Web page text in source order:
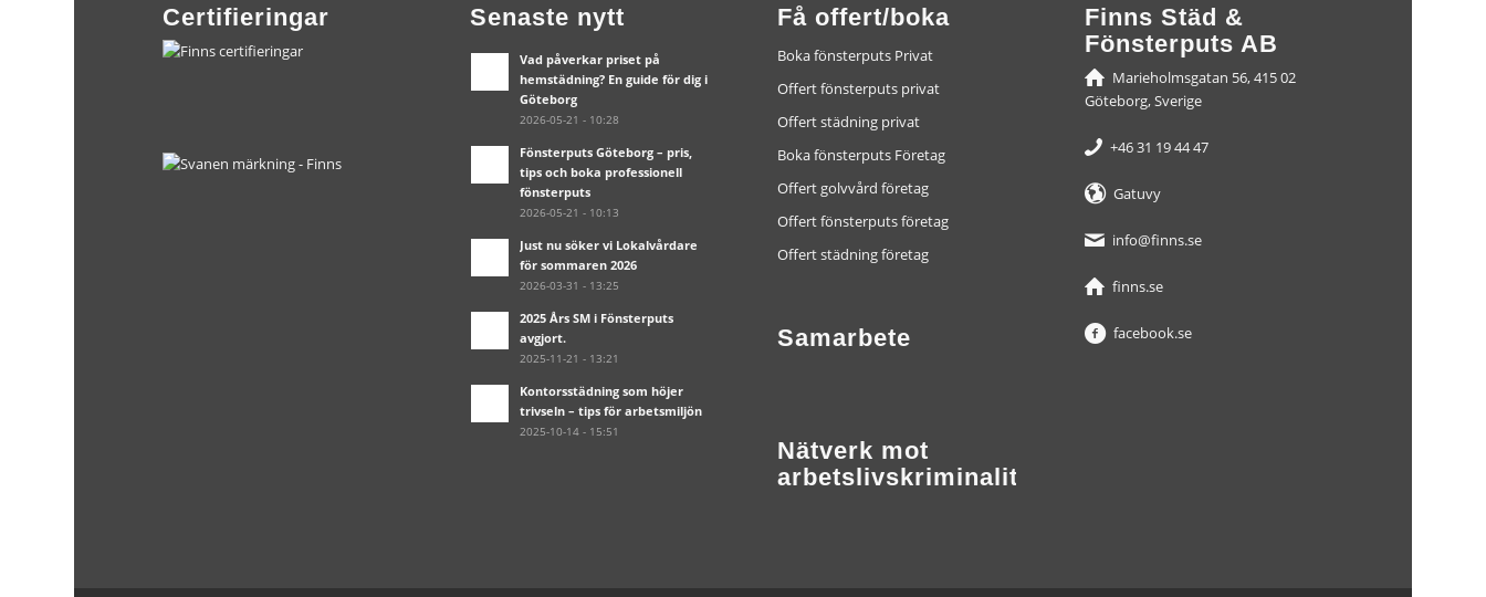
Certifieringar Senaste nytt
Vad påverkar priset på
hemstädning? En guide för dig i
Göteborg
2026-05-21 - 10:28
Fönsterputs Göteborg – pris,
tips och boka professionell
fönsterputs
2026-05-21 - 10:13
Just nu söker vi Lokalvårdare
för sommaren 2026
2026-03-31 - 13:25
2025 Års SM i Fönsterputs
avgjort.
2025-11-21 - 13:21
Kontorsstädning som höjer
trivseln – tips för arbetsmiljön
2025-10-14 - 15:51
Få offert/boka
Boka fönsterputs Privat
Offert fönsterputs privat
Offert städning privat
Boka fönsterputs Företag
Offert golvvård företag
Offert fönsterputs företag
Offert städning företag
Samarbete
Nätverk mot
arbetslivskriminalitet
Finns Städ &
Fönsterputs AB
Marieholmsgatan 56, 415 02
Göteborg, Sverige
+46 31 19 44 47
Gatuvy
info@finns.se
finns.se
facebook.se